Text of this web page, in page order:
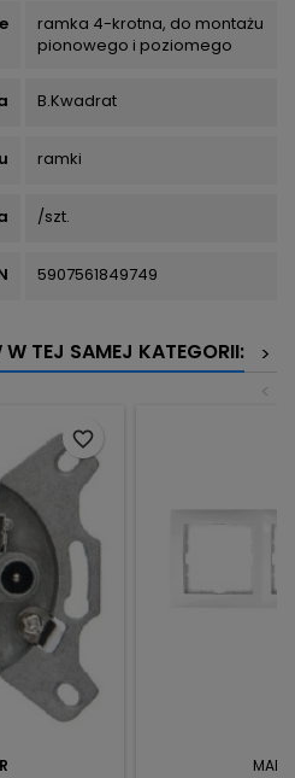
ramka 4-krotna, do montażu
pionowego i poziomego
B.Kwadrat
ramki
/szt.
5907561849749
TEJ SAMEJ KATEGORII:
>
<
favorite_border